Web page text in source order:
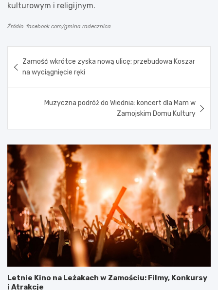
kulturowym i religijnym.
Źródło: facebook.com/gmina.radecznica
wpisu
Zamość wkrótce zyska nową ulicę: przebudowa Koszar
na wyciągnięcie ręki
Muzyczna podróż do Wiednia: koncert dla Mam w
Zamojskim Domu Kultury
Letnie Kino na Leżakach w Zamościu: Filmy, Konkursy
i Atrakcje